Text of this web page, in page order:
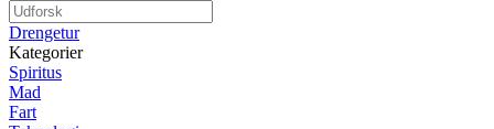
Drengetur
Kategorier
Spiritus
Mad
Fart